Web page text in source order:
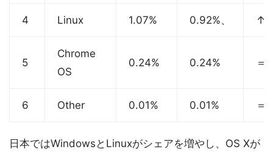
4 Linux 1.07% 0.92%、 ↑
5
Chrome
OS
0.24% 0.24% ＝
6 Other 0.01% 0.01% ＝
日本ではWindowsとLinuxがシェアを増やし、OS Xが